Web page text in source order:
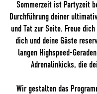
Sommerzeit ist Partyzeit
Durchführung deiner
und Tat zur Seite. Freue
dich und deine Gäste
langen Highspeed-
Adrenalinkicks, die
Wir gestalten das